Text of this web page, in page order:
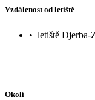
Vzdálenost od letiště
• letiště Djerba-
Okolí